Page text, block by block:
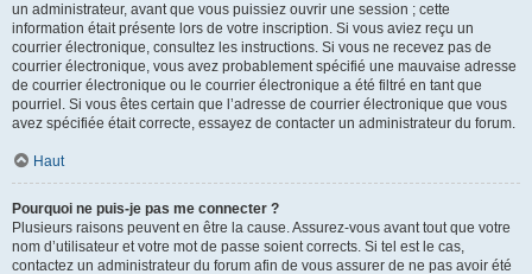
un administrateur, avant que vous puissiez ouvrir une session ; cette
information était présente lors de votre inscription. Si vous aviez reçu un
courrier électronique, consultez les instructions. Si vous ne recevez pas de
courrier électronique, vous avez probablement spécifié une mauvaise adresse
de courrier électronique ou le courrier électronique a été filtré en tant que
pourriel. Si vous êtes certain que l’adresse de courrier électronique que vous
avez spécifiée était correcte, essayez de contacter un administrateur du forum.
Haut
Pourquoi ne puis-je pas me connecter ?
Plusieurs raisons peuvent en être la cause. Assurez-vous avant tout que votre
nom d’utilisateur et votre mot de passe soient corrects. Si tel est le cas,
contactez un administrateur du forum afin de vous assurer de ne pas avoir été